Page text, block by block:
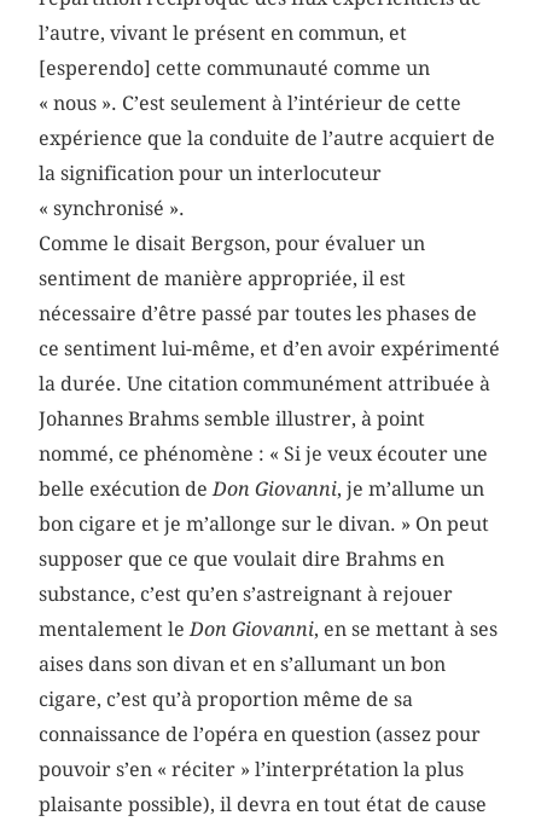
l’autre, vivant le présent en commun, et
[esperendo] cette communauté comme un
« nous ». C’est seulement à l’intérieur de cette
expérience que la conduite de l’autre acquiert de
la signification pour un interlocuteur
« synchronisé ».
Comme le disait Bergson, pour évaluer un
sentiment de manière appropriée, il est
nécessaire d’être passé par toutes les phases de
ce sentiment lui-même, et d’en avoir expérimenté
la durée. Une citation communément attribuée à
Johannes Brahms semble illustrer, à point
nommé, ce phénomène : « Si je veux écouter une
belle exécution deDon Giovanni, je m’allume un
bon cigare et je m’allonge sur le divan. » On peut
supposer que ce que voulait dire Brahms en
substance, c’est qu’en s’astreignant à rejouer
mentalement leDon Giovanni, en se mettant à ses
aises dans son divan et en s’allumant un bon
cigare, c’est qu’à proportion même de sa
connaissance de l’opéra en question (assez pour
pouvoir s’en « réciter » l’interprétation la plus
plaisante possible), il devra en tout état de cause